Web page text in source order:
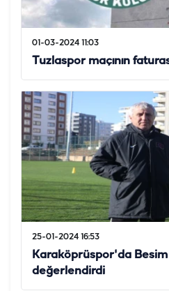
01-03-2024 11:03
Tuzlaspor maçının
25-01-2024 16:53
Karaköprüspor'da Besim
değerlendirdi